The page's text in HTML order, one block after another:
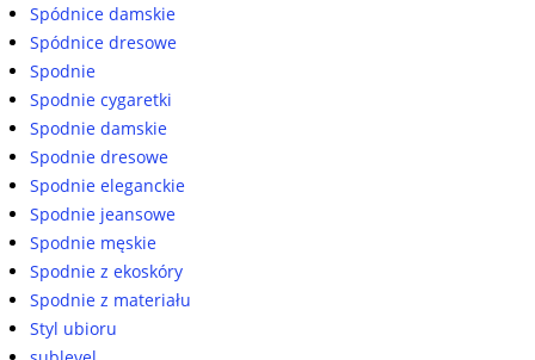
Spódnice damskie
Spódnice dresowe
Spodnie
Spodnie cygaretki
Spodnie damskie
Spodnie dresowe
Spodnie eleganckie
Spodnie jeansowe
Spodnie męskie
Spodnie z ekoskóry
Spodnie z materiału
Styl ubioru